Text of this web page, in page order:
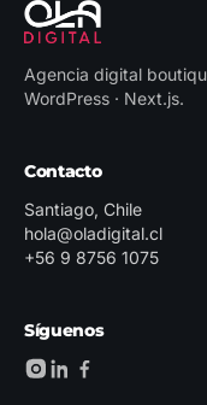
Agencia digital
WordPress · Next.js.
Contacto
Santiago, Chile
hola@oladigital.cl
+56 9 8756 1075
Síguenos